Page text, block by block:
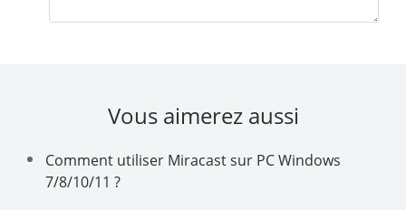
Vous aimerez aussi
Comment utiliser Miracast sur PC Windows
7/8/10/11 ?